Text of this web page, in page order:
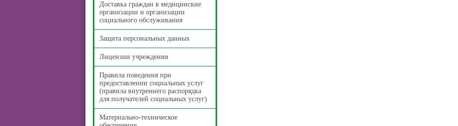
Доставка граждан в медицинские
организации и организации
социального обслуживания
Защита персональных данных
Лицензии учреждения
Правила поведения при
предоставлении социальных услуг
(правила внутреннего распорядка
для получателей социальных услуг)
Материально-техническое